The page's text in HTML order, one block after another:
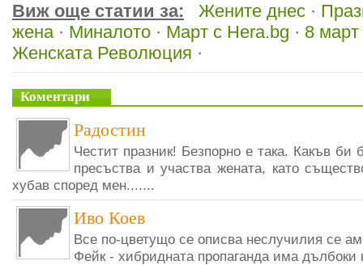
Виж още статии за: Жените днес ·
жена· Миналото · Март с Hera.bg · 8 март
Женската Революция ·
Коментари
Радостин
Честит празник! Безпорно е така. Какъв би
пресъства и участва жената, като
хубав според мен.......
Иво Коев
Все по-цветущо се описва неслучилия се
Фейк - хибридната пропаганда има дълбоки